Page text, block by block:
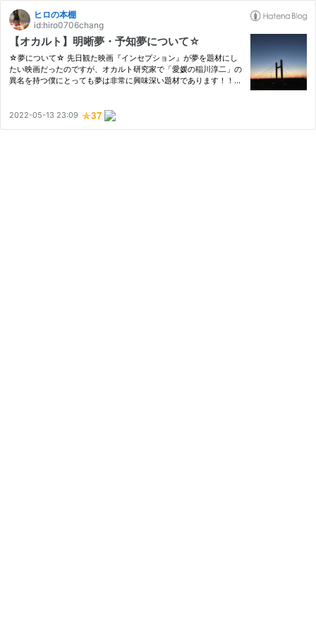
ヒロの本棚
id:hiro0706chang
【オカルト】明晰夢・予知夢について☆
☆夢について☆ 先日観た映画『インセプション』が夢を題材にし
たい映画だったのですが、オカルト研究家で「愛媛の稲川淳二」の
異名を持つ僕にとっても夢は非常に興味深い題材であります！！
から…
2022-05-13 23:09